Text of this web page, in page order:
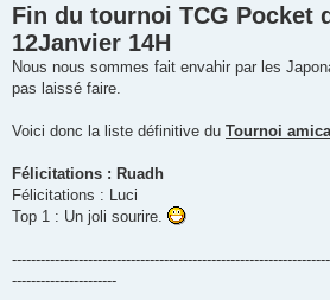
Fin du tournoi TCG Pocket
12Janvier 14H
Nous nous sommes fait envahir par les
pas laissé faire.
Voici donc la liste définitive du Tournoi
Félicitations : Ruadh
Félicitations : Luci
Top 1 : Un joli sourire.
----------------------